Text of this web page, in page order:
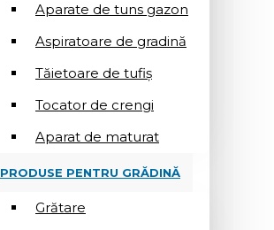
Aparate de tuns gazon
Aspiratoare de gradină
Tăietoare de tufiș
Tocator de crengi
Aparat de maturat
PRODUSE PENTRU GRĂDINĂ
Grătare